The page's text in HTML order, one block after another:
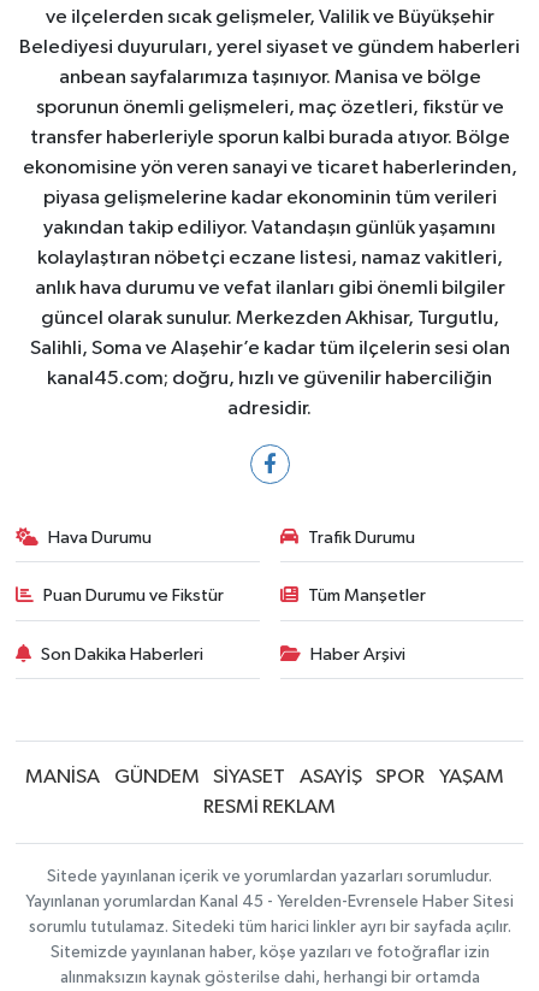
ve ilçelerden sıcak gelişmeler, Valilik ve Büyükşehir
Belediyesi duyuruları, yerel siyaset ve gündem haberleri
anbean sayfalarımıza taşınıyor. Manisa ve bölge
sporunun önemli gelişmeleri, maç özetleri, fikstür ve
transfer haberleriyle sporun kalbi burada atıyor. Bölge
ekonomisine yön veren sanayi ve ticaret haberlerinden,
piyasa gelişmelerine kadar ekonominin tüm verileri
yakından takip ediliyor. Vatandaşın günlük yaşamını
kolaylaştıran nöbetçi eczane listesi, namaz vakitleri,
anlık hava durumu ve vefat ilanları gibi önemli bilgiler
güncel olarak sunulur. Merkezden Akhisar, Turgutlu,
Salihli, Soma ve Alaşehir’e kadar tüm ilçelerin sesi olan
kanal45.com; doğru, hızlı ve güvenilir haberciliğin
adresidir.
Hava Durumu Trafik Durumu
Puan Durumu ve Fikstür Tüm Manşetler
Son Dakika Haberleri Haber Arşivi
MANİSA GÜNDEM SİYASET ASAYİŞ SPOR
YAŞAM
RESMİ REKLAM
Sitede yayınlanan içerik ve yorumlardan yazarları sorumludur.
Yayınlanan yorumlardan Kanal 45 - Yerelden-Evrensele Haber Sitesi
sorumlu tutulamaz. Sitedeki tüm harici linkler ayrı bir sayfada açılır.
Sitemizde yayınlanan haber, köşe yazıları ve fotoğraflar izin
alınmaksızın kaynak gösterilse dahi, herhangi bir ortamda